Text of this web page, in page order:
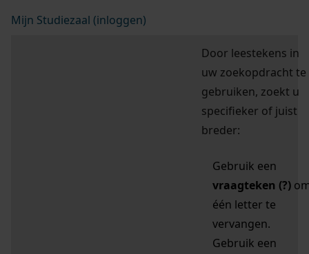
Mijn Studiezaal (inloggen)
Door leestekens in
uw zoekopdracht te
gebruiken, zoekt u
specifieker of juist
breder:
Gebruik een
vraagteken (?)
één letter te
vervangen.
Gebruik een